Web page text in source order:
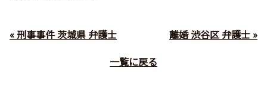
« 刑事事件 茨城県 弁護士
離婚 渋谷区 弁護士 »
一覧に戻る